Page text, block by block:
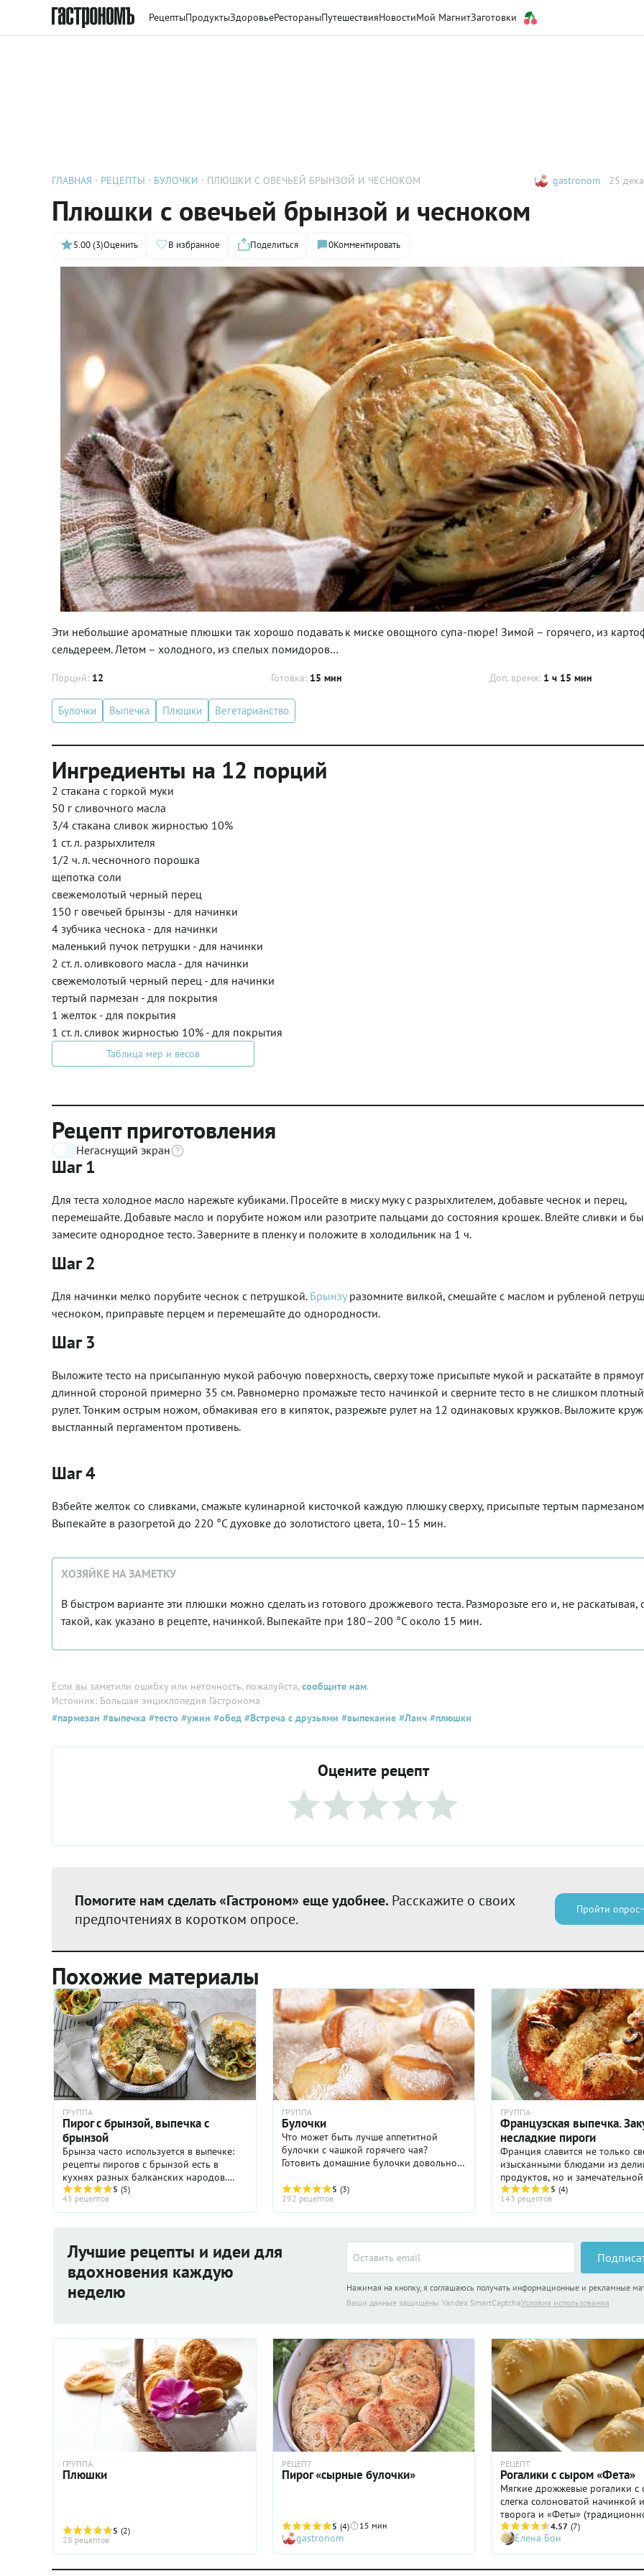
РецептыПродуктыЗдоровьеРестораныПутешествияНовостиМой МагнитЗаготовки
ГЛАВНАЯ РЕЦЕПТЫ БУЛОЧКИ ПЛЮШКИ С ОВЕЧЬЕЙ БРЫНЗОЙ И ЧЕСНОКОМ gastronom 25
Плюшки с овечьей брынзой и чесноком
5.00 (3)Оценить В избранное Поделиться 0Комментировать
Эти небольшие ароматные плюшки так хорошо подавать к миске овощного супа-пюре! Зимой – горячего, из
сельдереем. Летом – холодного, из спелых помидоров…
Порций: 12 Готовка: 15 мин Доп. время: 1 ч 15 мин
Булочки Выпечка Плюшки Вегетарианство
Ингредиенты на 12 порций
2 стакана с горкой муки
50 г сливочного масла
3/4 стакана сливок жирностью 10%
1 ст. л. разрыхлителя
1/2 ч. л. чесночного порошка
щепотка соли
свежемолотый черный перец
150 г овечьей брынзы - для начинки
4 зубчика чеснока - для начинки
маленький пучок петрушки - для начинки
2 ст. л. оливкового масла - для начинки
свежемолотый черный перец - для начинки
тертый пармезан - для покрытия
1 желток - для покрытия
1 ст. л. сливок жирностью 10% - для покрытия
Таблица мер и весов
Рецепт приготовления
Негаснущий экран
Шаг 1
Для теста холодное масло нарежьте кубиками. Просейте в миску муку с разрыхлителем, добавьте чеснок и перец,
перемешайте. Добавьте масло и порубите ножом или разотрите пальцами до состояния крошек. Влейте сливки и
замесите однородное тесто. Заверните в пленку и положите в холодильник на 1 ч.
Шаг 2
Для начинки мелко порубите чеснок с петрушкой. Брынзу разомните вилкой, смешайте с маслом и рубленой
чесноком, приправьте перцем и перемешайте до однородности.
Шаг 3
Выложите тесто на присыпанную мукой рабочую поверхность, сверху тоже присыпьте мукой и раскатайте в
длинной стороной примерно 35 см. Равномерно промажьте тесто начинкой и сверните тесто в не слишком
рулет. Тонким острым ножом, обмакивая его в кипяток, разрежьте рулет на 12 одинаковых кружков. Выложите
выстланный пергаментом противень.
Шаг 4
Взбейте желток со сливками, смажьте кулинарной кисточкой каждую плюшку сверху, присыпьте тертым
Выпекайте в разогретой до 220 °С духовке до золотистого цвета, 10–15 мин.
ХОЗЯЙКЕ НА ЗАМЕТКУ
В быстром варианте эти плюшки можно сделать из готового дрожжевого теста. Разморозьте его и, не раскатывая,
такой, как указано в рецепте, начинкой. Выпекайте при 180–200 °С около 15 мин.
Если вы заметили ошибку или неточность, пожалуйста,сообщите нам.
Источник: Большая энциклопедия Гастронома
#пармезан #выпечка #тесто #ужин #обед #Встреча с друзьями #выпекание #Ланч #плюшки
Оцените рецепт
Помогите нам сделать «Гастроном» еще удобнее. Расскажите о своих
предпочтениях в коротком опросе.
Пройти опрос
Похожие материалы
ГРУППА
Пирог с брынзой, выпечка с
брынзой
Брынза часто используется в выпечке:
рецепты пирогов с брынзой есть в
кухнях разных балканских народов.
Выпечка с брынзой любима и
узнаваема, наверняка вы слышали о
гибанице, месенице, вертуте или ...
5 (5)
45 рецептов
ГРУППА
Булочки
Что может быть лучше аппетитной
булочки с чашкой горячего чая?
Готовить домашние булочки довольно
ингредиенты, которые есть под рукой у
любой хозяйки – мука, яйца ...
5 (3)
292 рецептов
ГРУППА
Французская выпечка.
несладкие пироги
Франция славится не только
изысканными блюдами из
продуктов, но и замечательной
выпечкой. Хлеб и пироги во
пекут на любой вкус – с
разнообразными начинками,
5 (4)
143 рецептов
Лучшие рецепты и идеи для
вдохновения каждую
неделю
Нажимая на кнопку, я соглашаюсь получать информационные и рекламные
Ваши данные защищены Yandex SmartCaptchaУсловия использования
ГРУППА
Плюшки
5 (2)
28 рецептов
РЕЦЕПТ
Пирог «сырные булочки»
5 (4) 15 мин
gastronom
РЕЦЕПТ
Рогалики с сыром «Фета»
Мягкие дрожжевые рогалики с
слегка солоноватой начинкой
творога и «Феты»
греческого сыра на основе
козьего молока) с добавлением
зелени и чесночка, посыпанные
кунжутом – они хороши как
4.57 (7)
Елена Бон